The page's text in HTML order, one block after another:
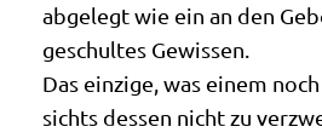
abge­legt wie ein an den
geschul­tes Gewissen.
Das ein­zi­ge, was einem
sichts des­sen nicht zu